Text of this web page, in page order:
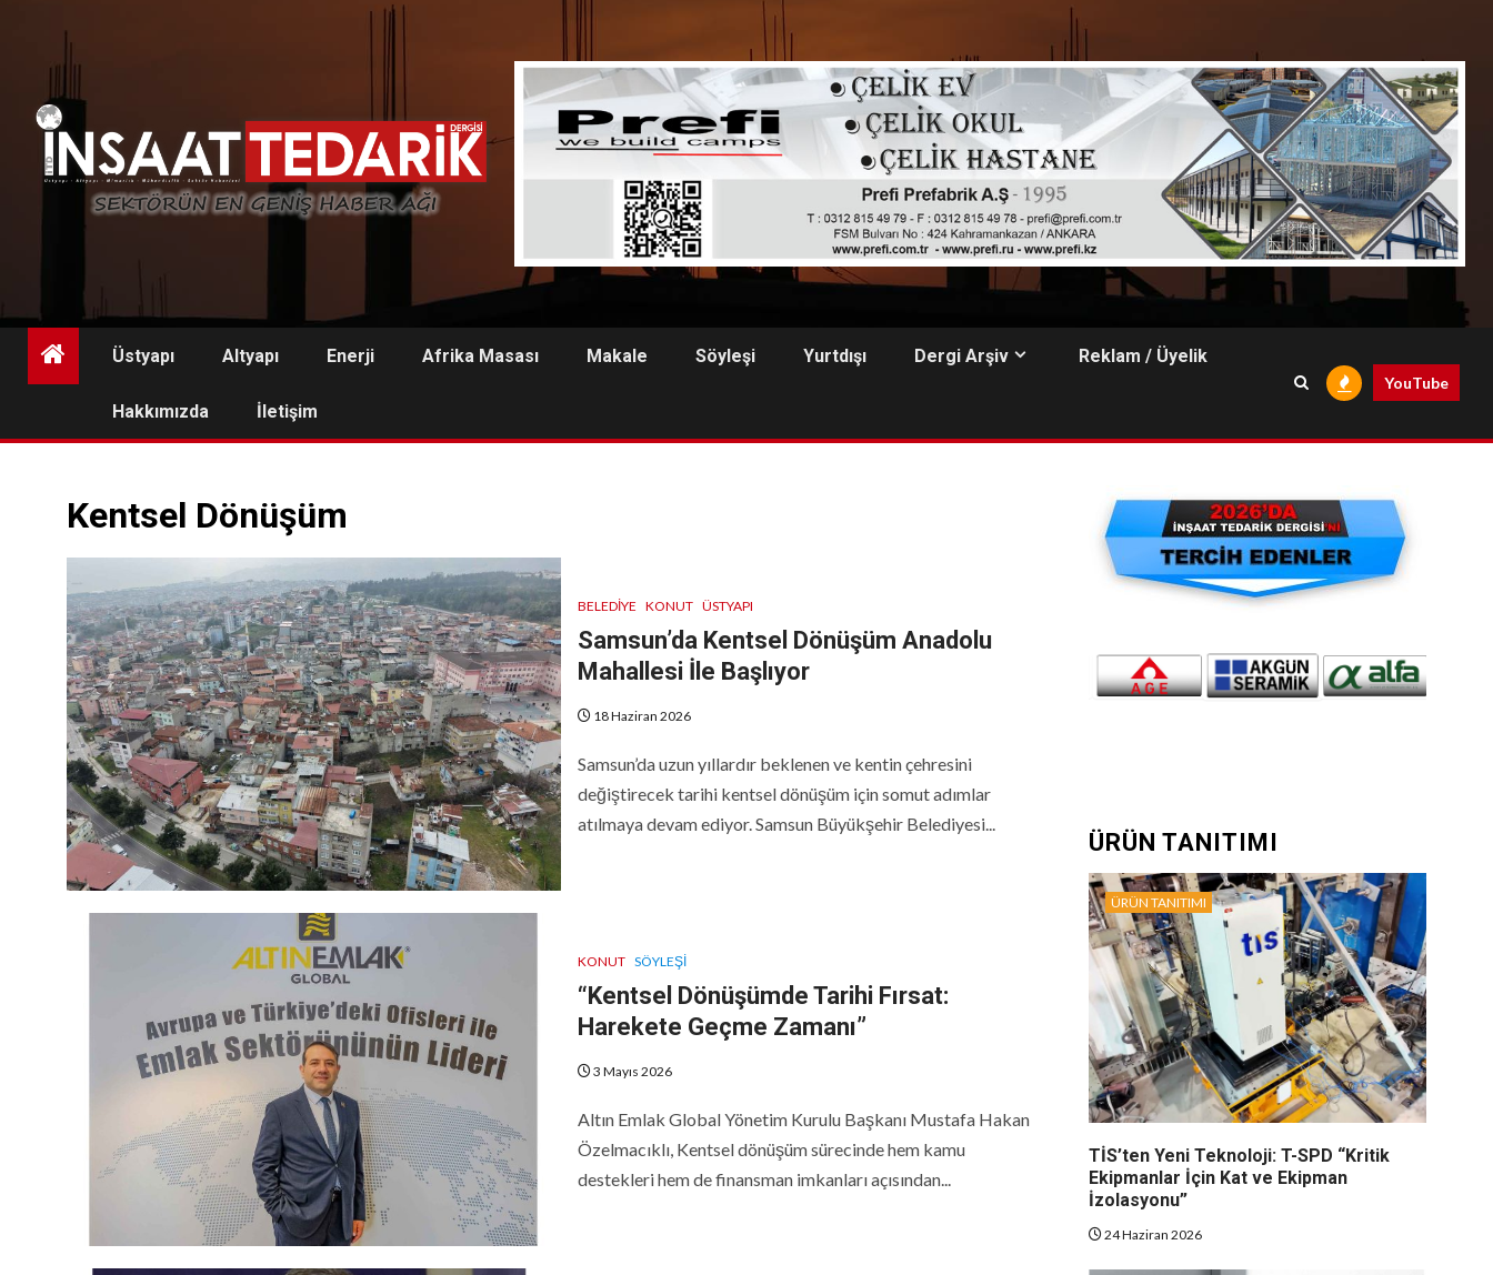
content
Üstyapı Altyapı Enerji Afrika Masası Makale Söyleşi Yurtdışı Dergi Arşiv Reklam / Üyelik
Hakkımızda İletişim
YouTube
Kentsel Dönüşüm
BELEDIYE KONUT ÜSTYAPI
Samsun’da Kentsel Dönüşüm Anadolu
Mahallesi İle Başlıyor
18 Haziran 2026
Samsun’da uzun yıllardır beklenen ve kentin çehresini
değiştirecek tarihi kentsel dönüşüm için somut adımlar
atılmaya devam ediyor. Samsun Büyükşehir Belediyesi...
KONUT SÖYLEŞI
“Kentsel Dönüşümde Tarihi Fırsat:
Harekete Geçme Zamanı”
3 Mayıs 2026
Altın Emlak Global Yönetim Kurulu Başkanı Mustafa Hakan
Özelmacıklı, Kentsel dönüşüm sürecinde hem kamu
destekleri hem de finansman imkanları açısından...
ÜRÜN TANITIMI
ÜRÜN TANITIMI
TİS’ten Yeni Teknoloji: T-SPD “Kritik
Ekipmanlar İçin Kat ve Ekipman
İzolasyonu”
24 Haziran 2026